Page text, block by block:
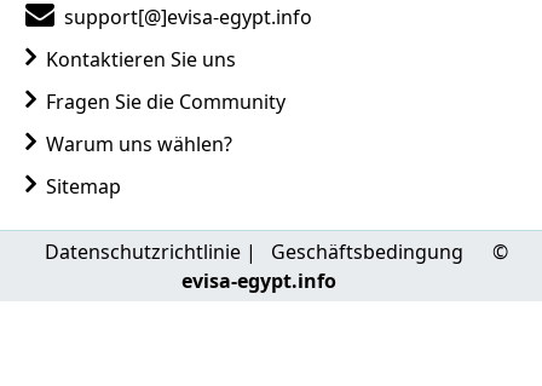
support[@]evisa-egypt.info
Kontaktieren Sie uns
Fragen Sie die Community
Warum uns wählen?
Sitemap
Datenschutzrichtlinie| Geschäftsbedingung ©
evisa-egypt.info